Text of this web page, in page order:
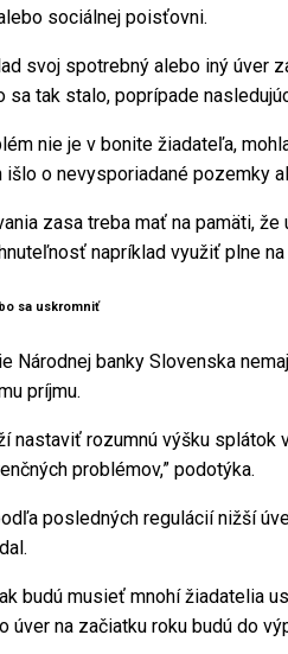
sociálnej poisťovni.
svoj spotrebný alebo iný
tak stalo, poprípade
nie je v bonite žiadateľa,
išlo o nevysporiadané pozemky
zasa treba mať na pamäti,
napríklad využiť plne
sa uskromniť
Národnej banky Slovenska
príjmu.
nastaviť rozumnú výšku
problémov,” podotýka.
posledných regulácií nižší
budú musieť mnohí žiadatelia
úver na začiatku roku budú do